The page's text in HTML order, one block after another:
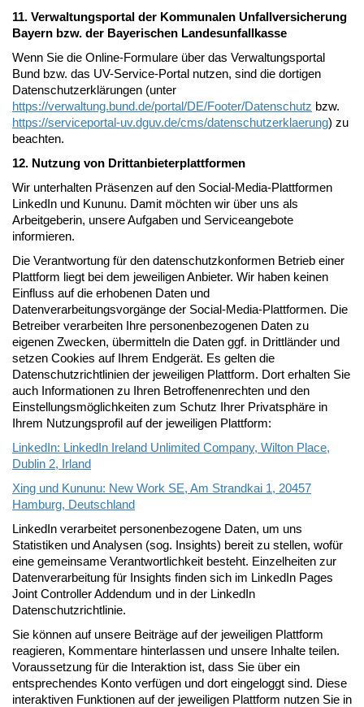
11. Verwaltungsportal der Kommunalen Unfallversicherung
Bayern bzw. der Bayerischen Landesunfallkasse
Wenn Sie die Online-Formulare über das Verwaltungsportal
Bund bzw. das UV-Service-Portal nutzen, sind die dortigen
Datenschutzerklärungen (unter
https://verwaltung.bund.de/portal/DE/Footer/Datenschutz bzw.
https://serviceportal-uv.dguv.de/cms/datenschutzerklaerung) zu
beachten.
12. Nutzung von Drittanbieterplattformen
Wir unterhalten Präsenzen auf den Social-Media-Plattformen
LinkedIn und Kununu. Damit möchten wir über uns als
Arbeitgeberin, unsere Aufgaben und Serviceangebote
informieren.
Die Verantwortung für den datenschutzkonformen Betrieb einer
Plattform liegt bei dem jeweiligen Anbieter. Wir haben keinen
Einfluss auf die erhobenen Daten und
Datenverarbeitungsvorgänge der Social-Media-Plattformen. Die
Betreiber verarbeiten Ihre personenbezogenen Daten zu
eigenen Zwecken, übermitteln die Daten ggf. in Drittländer und
setzen Cookies auf Ihrem Endgerät. Es gelten die
Datenschutzrichtlinien der jeweiligen Plattform. Dort erhalten Sie
auch Informationen zu Ihren Betroffenenrechten und den
Einstellungsmöglichkeiten zum Schutz Ihrer Privatsphäre in
Ihrem Nutzungsprofil auf der jeweiligen Plattform:
LinkedIn: LinkedIn Ireland Unlimited Company, Wilton Place,
Dublin 2, Irland
Xing und Kununu: New Work SE, Am Strandkai 1, 20457
Hamburg, Deutschland
LinkedIn verarbeitet personenbezogene Daten, um uns
Statistiken und Analysen (sog. Insights) bereit zu stellen, wofür
eine gemeinsame Verantwortlichkeit besteht. Einzelheiten zur
Datenverarbeitung für Insights finden sich im LinkedIn Pages
Joint Controller Addendum und in der LinkedIn
Datenschutzrichtlinie.
Sie können auf unsere Beiträge auf der jeweiligen Plattform
reagieren, Kommentare hinterlassen und unsere Inhalte teilen.
Voraussetzung für die Interaktion ist, dass Sie über ein
entsprechendes Konto verfügen und dort eingeloggt sind. Diese
interaktiven Funktionen auf der jeweiligen Plattform nutzen Sie in